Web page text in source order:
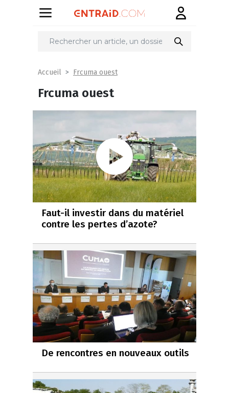
Accueil Frcuma ouest
Frcuma ouest
Faut-il investir dans du matériel
contre les pertes d’azote?
De rencontres en nouveaux outils